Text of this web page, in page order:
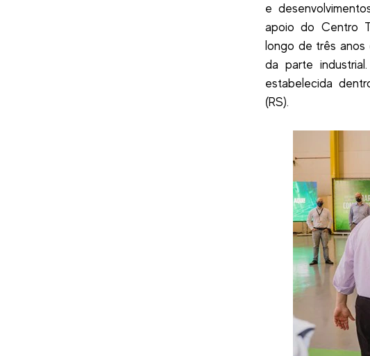
e
apoio do Centro
longo de três anos
da parte
estabelecida
(RS).